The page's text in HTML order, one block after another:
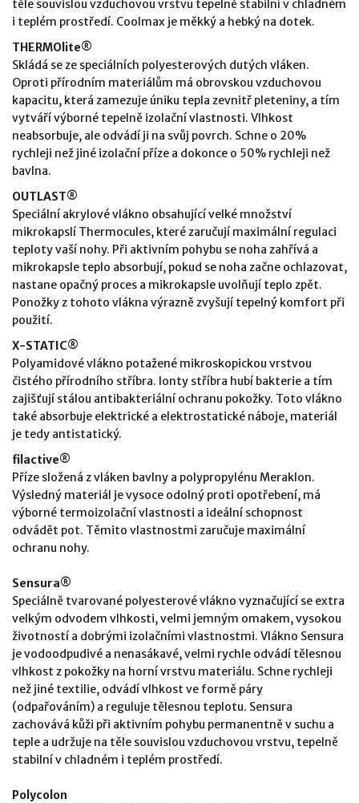
těle souvislou vzduchovou vrstvu tepelně stabilní v chladném
i teplém prostředí. Coolmax je měkký a hebký na dotek.
THERMOlite®
Skládá se ze speciálních polyesterových dutých vláken.
Oproti přírodním materiálům má obrovskou vzduchovou
kapacitu, která zamezuje úniku tepla zevnitř pleteniny, a tím
vytváří výborné tepelně izolační vlastnosti. Vlhkost
neabsorbuje, ale odvádí ji na svůj povrch. Schne o 20%
rychleji než jiné izolační příze a dokonce o 50% rychleji než
bavlna.
OUTLAST®
Speciální akrylové vlákno obsahující velké množství
mikrokapslí Thermocules, které zaručují maximální regulaci
teploty vaší nohy. Při aktivním pohybu se noha zahřívá a
mikrokapsle teplo absorbují, pokud se noha začne ochlazovat,
nastane opačný proces a mikrokapsle uvolňují teplo zpět.
Ponožky z tohoto vlákna výrazně zvyšují tepelný komfort při
použití.
X-STATIC®
Polyamidové vlákno potažené mikroskopickou vrstvou
čistého přírodního stříbra. Ionty stříbra hubí bakterie a tím
zajišťují stálou antibakteriální ochranu pokožky. Toto vlákno
také absorbuje elektrické a elektrostatické náboje, materiál
je tedy antistatický.
filactive®
Příze složená z vláken bavlny a polypropylénu Meraklon.
Výsledný materiál je vysoce odolný proti opotřebení, má
výborné termoizolační vlastnosti a ideální schopnost
odvádět pot. Těmito vlastnostmi zaručuje maximální
ochranu nohy.
Sensura®
Speciálně tvarované polyesterové vlákno vyznačující se extra
velkým odvodem vlhkosti, velmi jemným omakem, vysokou
životností a dobrými izolačními vlastnostmi. Vlákno Sensura
je vodoodpudivé a nenasákavé, velmi rychle odvádí tělesnou
vlhkost z pokožky na horní vrstvu materiálu. Schne rychleji
než jiné textilie, odvádí vlhkost ve formě páry
(odpařováním) a reguluje tělesnou teplotu. Sensura
zachovává kůži při aktivním pohybu permanentně v suchu a
teple a udržuje na těle souvislou vzduchovou vrstvu, tepelně
stabilní v chladném i teplém prostředí.
Polycolon